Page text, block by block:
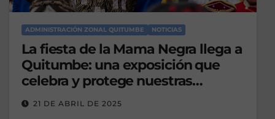
ADMINISTRACIÓN ZONAL QUITUMBE NOTICIAS
La fiesta de la Mama Negra llega a
Quitumbe: una exposición que
celebra y protege nuestras
tradiciones vivas
21 DE ABRIL DE 2025